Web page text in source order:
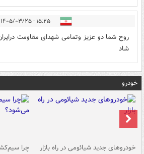
۱۵:۲۵ - ۱۴۰۵/۰۳/۲۵
روح شما دو عزیز وتمامی شهدای مقاومت
شاد
خودرو
خودروهای جدید شیائومی در راه بازار چرا